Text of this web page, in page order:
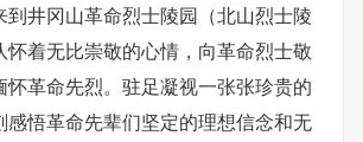
到井冈山革命烈士陵园（北山烈士陵
怀着无比崇敬的心情，向革命烈士敬
怀革命先烈。驻足凝视一张张珍贵的
感悟革命先辈们坚定的理想信念和无